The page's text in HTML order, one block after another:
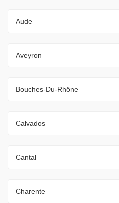
Aude
Aveyron
Bouches-Du-Rhône
Calvados
Cantal
Charente